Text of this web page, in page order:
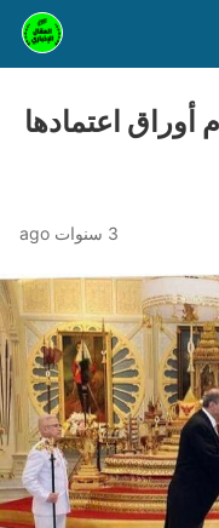
أوراق اعتمادها
3 سنوات ago